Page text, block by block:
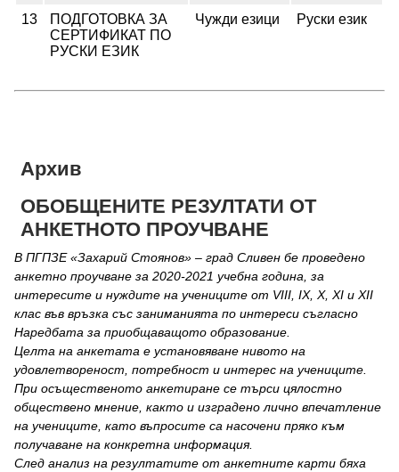
13
ПОДГОТОВКА ЗА
СЕРТИФИКАТ ПО
РУСКИ ЕЗИК
Чужди езици Руски език
Архив
ОБОБЩЕНИТЕ РЕЗУЛТАТИ ОТ
АНКЕТНОТО ПРОУЧВАНЕ
В ПГПЗЕ «Захарий Стоянов» – град Сливен бе проведено
анкетно проучване за 2020-2021 учебна година, за
интересите и нуждите на учениците от VIII, IX, X, XI и XII
клас във връзка със заниманията по интереси съгласно
Наредбата за приобщаващото образование.
Целта на анкетата е установяване нивото на
удовлетвореност, потребност и интерес на учениците.
При осъщественото анкетиране се търси цялостно
обществено мнение, както и изградено лично впечатление
на учениците, като въпросите са насочени пряко към
получаване на конкретна информация.
След анализ на резултатите от анкетните карти бяха